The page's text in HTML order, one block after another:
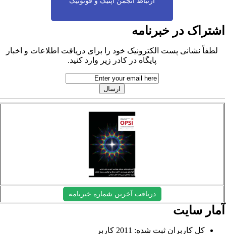
در خبرنامه
لطفاً نشانی پست الکترونیک خود را برای دریافت اطلاعات و اخبار
پایگاه در کادر زیر وارد کنید.
دریافت آخرین شماره خبرنامه
سایت
کل کاربران ثبت شده: 2011 کاربر